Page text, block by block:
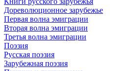
Дореволюционное зарубежье
Первая волна эмиграции
Вторая волна эмиграции
Третья волна эмиграции
Поэзия
Русская поэзия
Зарубежная поэзия